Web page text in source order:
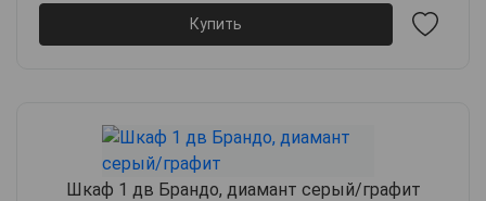
Купить
Шкаф 1 дв Брандо, диамант серый/графит